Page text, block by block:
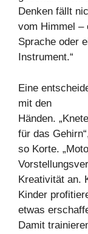
Denken fällt
vom Himmel –
Sprache oder
Instrument.“
Eine
mit den
Händen.
für das
so Korte.
Kreativität an.
Kinder
etwas
Damit